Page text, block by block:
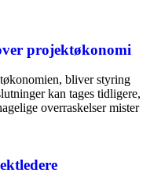
projektøkonomi
bliver styring
kan tages tidligere,
overraskelser mister